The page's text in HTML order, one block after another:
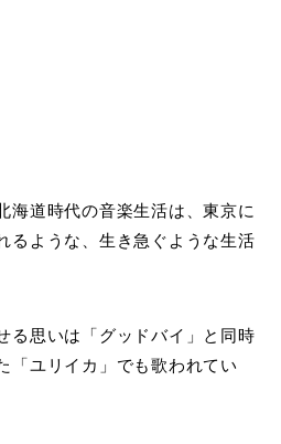
海道時代の音楽生活は、東京に
るような、生き急ぐような生活
る思いは「グッドバイ」と同時
「ユリイカ」でも歌われてい